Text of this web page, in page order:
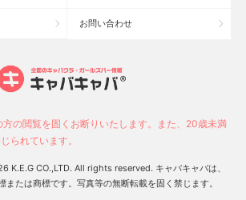
電話する
スタッフ
キャスト
宮のキャバクラ
六本木のキャバクラ
池袋駅（西口）のキャバクラ
お問い合わせ
の閲覧を固くお断りいたします。また、20歳未満
られています。
CO.,LTD. All rights reserved. キャバキャバは、
または商標です。写真等の無断転載を固く禁じます。